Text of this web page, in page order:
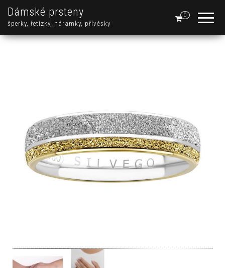
Dámské prsteny
šperky, řetízky, náramky, přívěsky
0